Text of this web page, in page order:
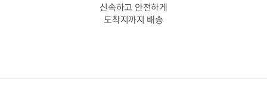
신속하고 안전하게
도착지까지 배송